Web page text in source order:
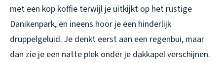
met een kop koffie terwijl je uitkijkt op het rustige
Danikenpark, en ineens hoor je een hinderlijk
druppelgeluid. Je denkt eerst aan een regenbui, maar
dan zie je een natte plek onder je dakkapel verschijnen.